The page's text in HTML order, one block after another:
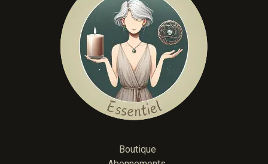
Boutique